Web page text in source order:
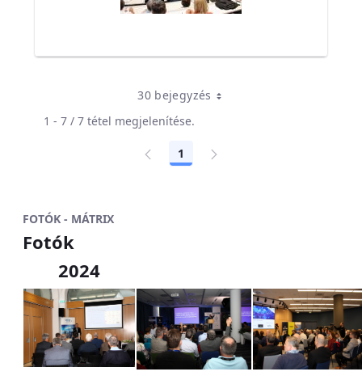
30 bejegyzés
1 - 7 / 7 tétel megjelenítése.
Oldal
1
FOTÓK - MÁTRIX
Fotók
2024